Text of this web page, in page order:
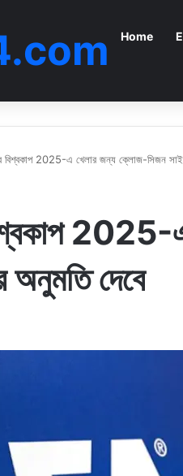
Home
বিশ্বকাপ 2025-এ খেলার জন্য ক্লোজ-সিজন
অনুমতি দেবে